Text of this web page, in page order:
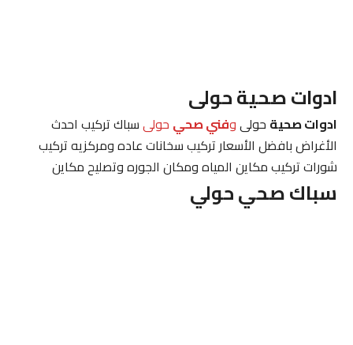
ادوات صحية حولى
ادوات صحيةحولىوفني صحيحولىسباك تركيب احدث
الأغراض بافضل الأسعار تركيب سخانات عاده ومركزيه تركيب
شورات تركيب مكاين المياه ومكان الجوره وتصليح مكاين
سباك صحي حولي